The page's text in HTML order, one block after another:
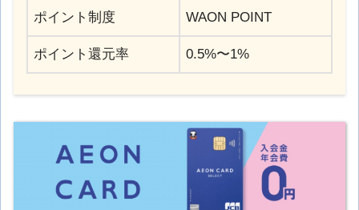
ポイント制度 WAON POINT
ポイント還元率 0.5%〜1%